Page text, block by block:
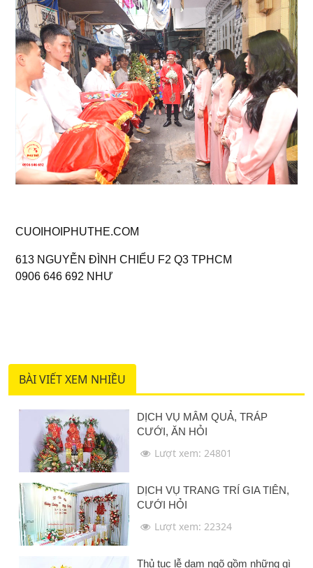
CUOIHOIPHUTHE.COM
613 NGUYỄN ĐÌNH CHIỂU F2 Q3 TPHCM
0906 646 692 NHƯ
BÀI VIẾT XEM NHIỀU
DỊCH VỤ MÂM QUẢ, TRÁP
CƯỚI, ĂN HỎI
Lượt xem: 24801
DỊCH VỤ TRANG TRÍ GIA TIÊN,
CƯỚI HỎI
Lượt xem: 22324
Thủ tục lễ dạm ngõ gồm những gì